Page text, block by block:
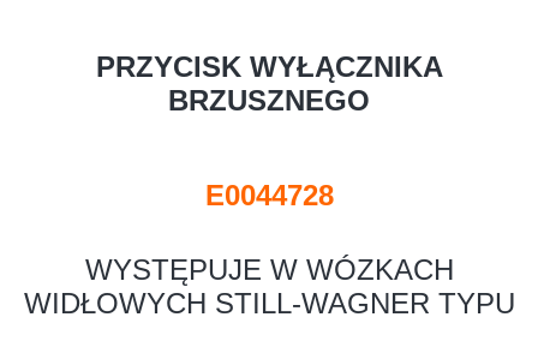
PRZYCISK WYŁĄCZNIKA
BRZUSZNEGO
E0044728
WYSTĘPUJE W WÓZKACH
WIDŁOWYCH STILL-WAGNER TYPU